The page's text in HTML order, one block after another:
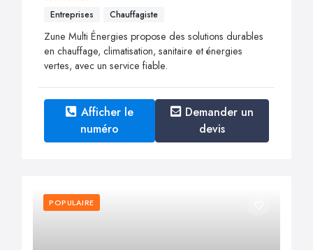
Entreprises Chauffagiste
Zune Multi Énergies propose des solutions durables
en chauffage, climatisation, sanitaire et énergies
vertes, avec un service fiable.
Afficher le
numéro
Demander un
devis
POPULAIRE